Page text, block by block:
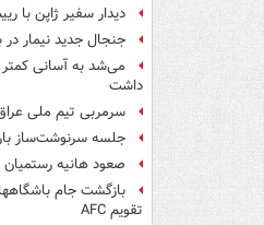
دیدار سفیر ژاپن با
جنجال جدید نیمار در
می‌شد به آسانی کمتر
داشت
سرمربی تیم ملی
جلسه سرنوشت‌ساز
صعود هانیه
بازگشت جام
تقویم AFC